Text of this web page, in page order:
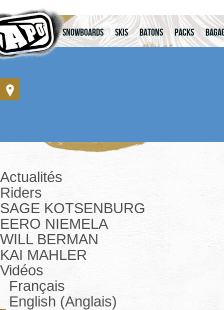
Snowboards Skis Batons Packs
Actualités
Riders
SAGE KOTSENBURG
EERO NIEMELA
WILL BERMAN
KAI MAHLER
Vidéos
Français
English (Anglais)